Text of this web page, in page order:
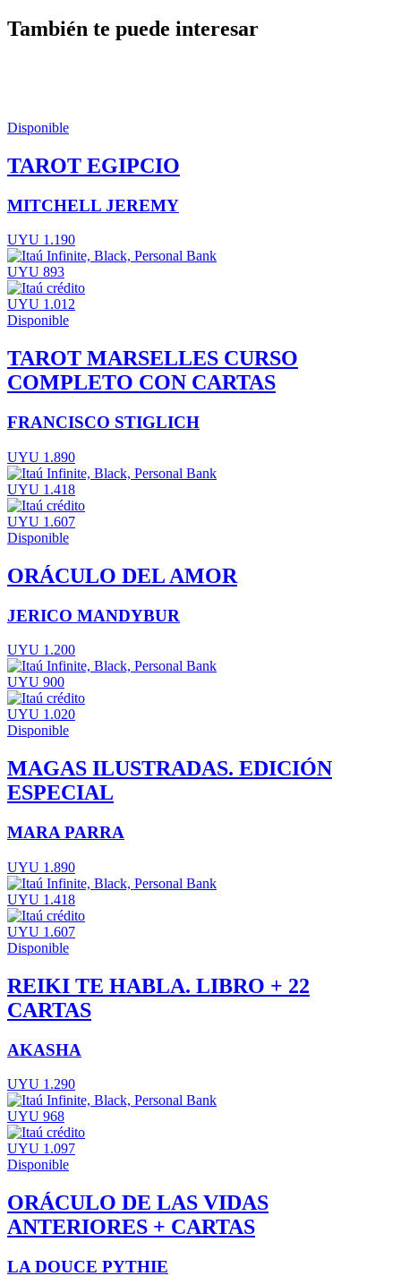
También te puede interesar
Disponible
TAROT EGIPCIO
MITCHELL JEREMY
UYU 1.190
UYU 893
UYU 1.012
Disponible
TAROT MARSELLES CURSO
COMPLETO CON CARTAS
FRANCISCO STIGLICH
UYU 1.890
UYU 1.418
UYU 1.607
Disponible
ORÁCULO DEL AMOR
JERICO MANDYBUR
UYU 1.200
UYU 900
UYU 1.020
Disponible
MAGAS ILUSTRADAS. EDICIÓN
ESPECIAL
MARA PARRA
UYU 1.890
UYU 1.418
UYU 1.607
Disponible
REIKI TE HABLA. LIBRO + 22
CARTAS
AKASHA
UYU 1.290
UYU 968
UYU 1.097
Disponible
ORÁCULO DE LAS VIDAS
ANTERIORES + CARTAS
LA DOUCE PYTHIE